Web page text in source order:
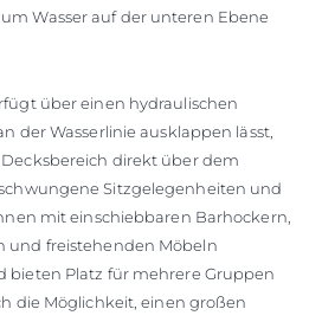
Wasser auf der unteren Ebene
über einen hydraulischen
der Wasserlinie ausklappen lässt,
direkt über dem
Sitzgelegenheiten und
mit einschiebbaren Barhockern,
und freistehenden Möbeln
bieten Platz für mehrere Gruppen
die Möglichkeit, einen großen